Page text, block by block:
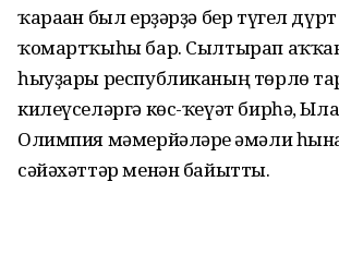
ҡараған был ерҙәрҙә бер түгел дүрт
ҡомартҡыһы бар. Сылтырап
һыуҙары республиканың төрлө
килеүселәргә көс-ҡеүәт бирһә,
Олимпия мәмерйәләре ғәмәли
сәйәхәттәр менән байытты.